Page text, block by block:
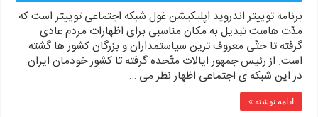
برنامه توییتر اندروید اپلیکیشن غول شبکه اجتماعی توییتر است که
مدّت هاست تبدیل به مکان مناسبی برای اظهارات مردم عادی
گرفته تا حتّی معروف ترین سیاستمداران و بزرگان کشور ها گشته
است. از رئیس جمهور ایالات متّحده گرفته تا کشور خودمان ایران
در این شبکه ی اجتماعی اظهار نظر می …
ادامه نوشته »